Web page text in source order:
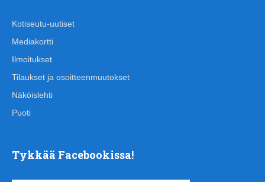
Kotiseutu-uutiset
Mediakortti
Ilmoitukset
Tilaukset ja osoitteenmuutokset
Näköislehti
Puoti
Tykkää Facebookissa!